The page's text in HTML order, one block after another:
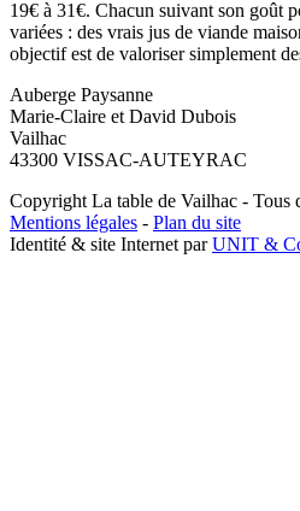
19€ à 31€. Chacun suivant son goût
variées : des vrais jus de viande
objectif est de valoriser simplement
Auberge Paysanne
Marie-Claire ​et David Dubois
Vailhac
43300 VISSAC-AUTEYRAC
Copyright La table de Vailhac - Tous
Mentions légales - Plan du site
Identité & site Internet parUNIT &